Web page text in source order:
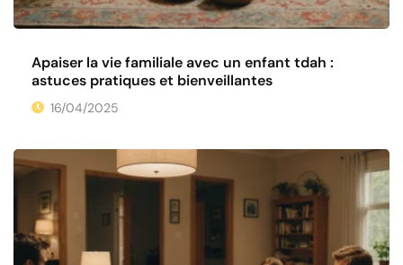
Apaiser la vie familiale avec un enfant tdah :
astuces pratiques et bienveillantes
16/04/2025